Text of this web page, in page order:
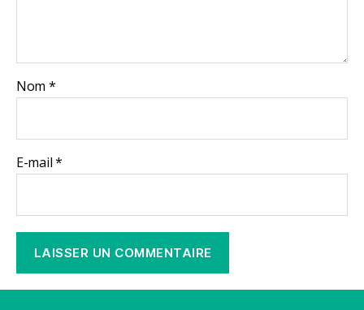
Nom *
E-mail*